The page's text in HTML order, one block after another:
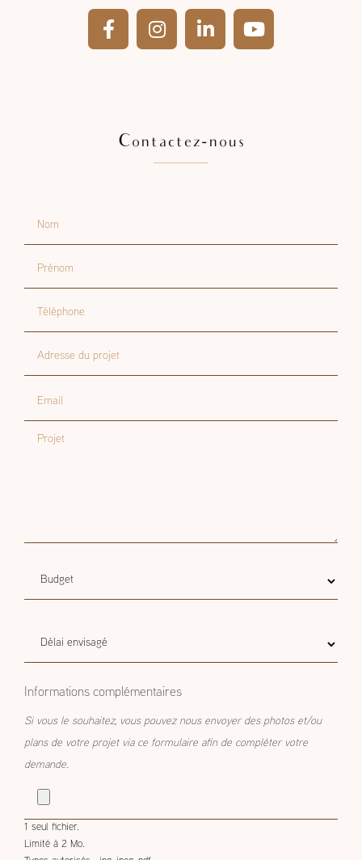
Contactez-nous
Nom
Prénom
Téléphone
Adresse du projet
Email
Projet
Budget
estimatif
Budget estimatif
Délai
envisagé
Délai envisagé
Informations complémentaires
Si vous le souhaitez, vous pouvez nous envoyer des photos et/ou
plans de votre projet via ce formulaire afin de compléter votre
demande.
1 seul fichier.
Limité à 2 Mo.